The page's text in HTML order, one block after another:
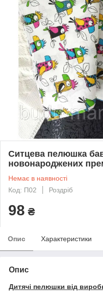
Ситцева пелюшка
новонароджених
Немає в наявності
Код: П02
Роздріб
98 ₴
Опис Характеристики
Опис
Дитячі пелюшки від